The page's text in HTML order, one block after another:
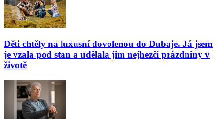
Děti chtěly na luxusní dovolenou do Dubaje. Já jsem
je vzala pod stan a udělala jim nejhezčí prázdniny v
životě